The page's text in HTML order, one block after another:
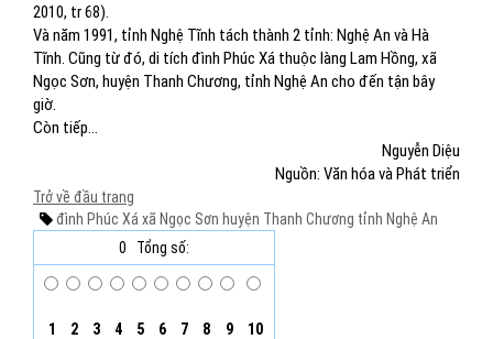
2010, tr 68).
Và năm 1991, tỉnh Nghệ Tĩnh tách thành 2 tỉnh: Nghệ An và Hà
Tĩnh. Cũng từ đó, di tích đình Phúc Xá thuộc làng Lam Hồng, xã
Ngọc Sơn, huyện Thanh Chương, tỉnh Nghệ An cho đến tận bây
giờ.
Còn tiếp...
Nguyễn Diệu
Nguồn: Văn hóa và Phát triển
Trở về đầu trang
đình Phúc Xá xã Ngọc Sơn huyện Thanh Chương tỉnh Nghệ An
0
Tổng số:
1 2 3 4 5 6 7 8 9 10